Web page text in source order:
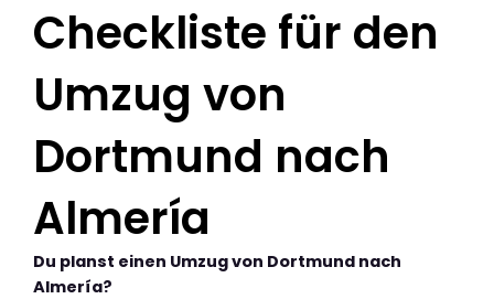
Checkliste für den
Umzug von
Dortmund nach
Almería
Du planst einen Umzug von Dortmund nach
Almería?